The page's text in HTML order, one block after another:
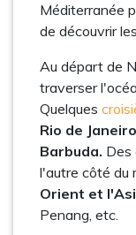
Méditerranée
de découvrir
Au départ de
traverser
Quelques
Rio de
Barbuda. Des
l'autre côté du
Orient et
Penang, etc.